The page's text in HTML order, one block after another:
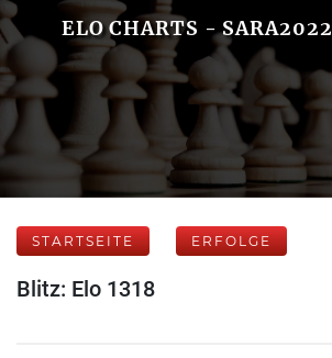
ELO CHARTS - SARA2022
STARTSEITE ERFOLGE
Blitz: Elo 1318